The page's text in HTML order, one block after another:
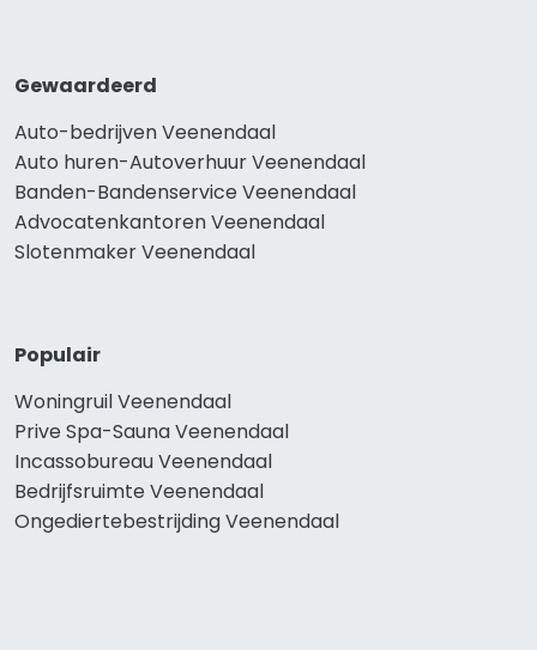
Gewaardeerd
Auto-bedrijven Veenendaal
Auto huren-Autoverhuur Veenendaal
Banden-Bandenservice Veenendaal
Advocatenkantoren Veenendaal
Slotenmaker Veenendaal
Populair
Woningruil Veenendaal
Prive Spa-Sauna Veenendaal
Incassobureau Veenendaal
Bedrijfsruimte Veenendaal
Ongediertebestrijding Veenendaal